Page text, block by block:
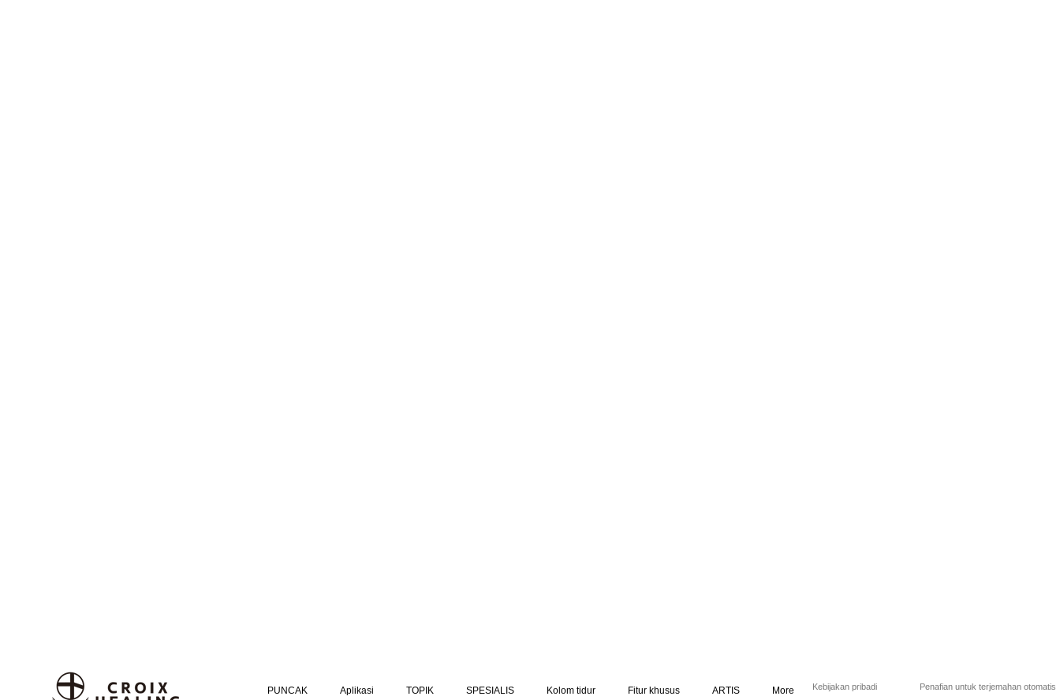
PUNCAK Aplikasi TOPIK SPESIALIS Kolom tidur Fitur khusus ARTIS More Kebijakan pribadi Penafian untuk terjemahan otomatis